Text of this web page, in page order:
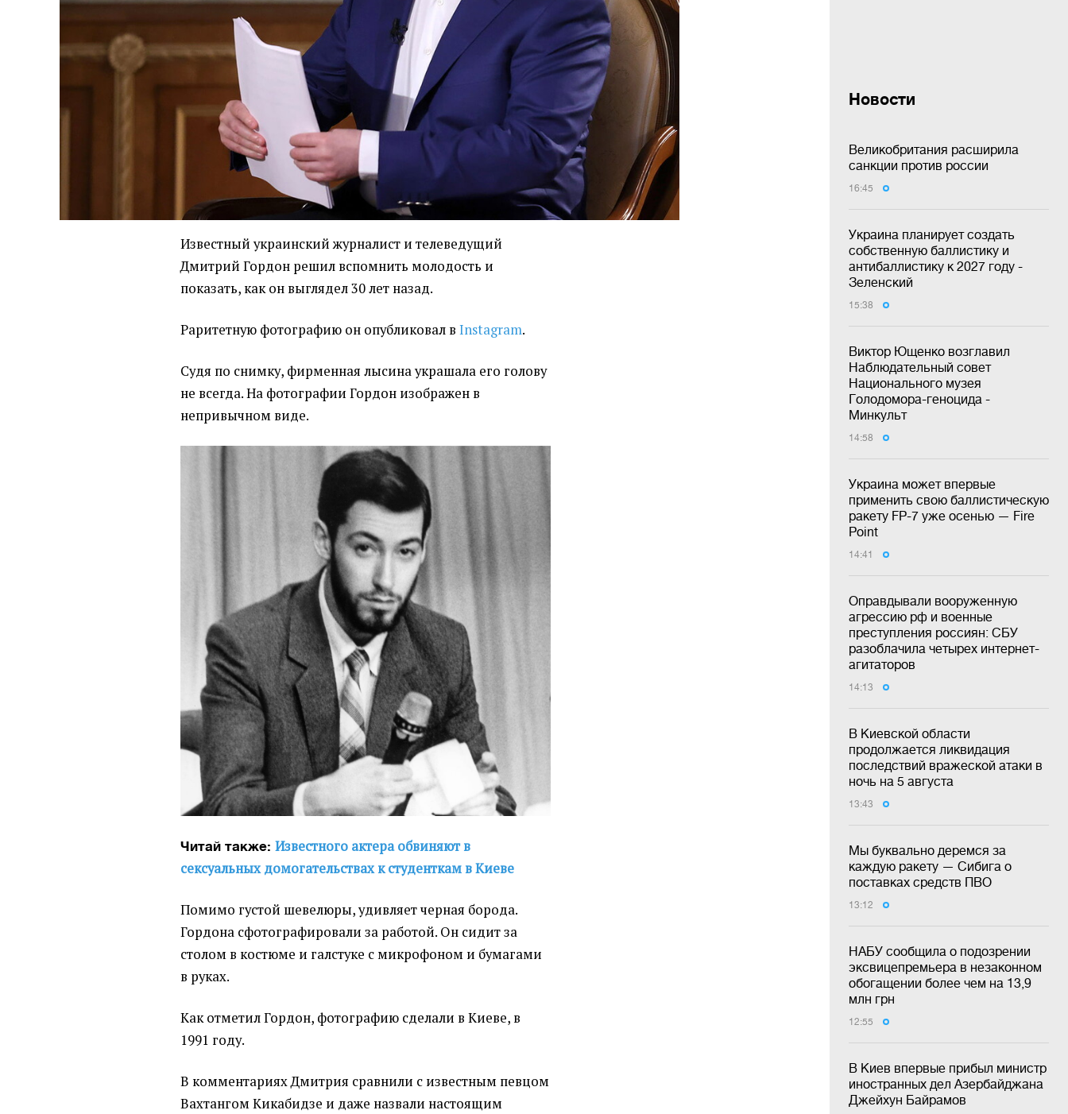
Новости
Великобритания расширила
санкции против россии
16:45
Украина планирует создать
собственную баллистику и
антибаллистику к 2027 году -
Зеленский
15:38
Виктор Ющенко возглавил
Наблюдательный совет
Национального музея
Голодомора-геноцида -
Минкульт
14:58
Украина может впервые
применить свою баллистическую
ракету FP-7 уже осенью — Fire
Point
14:41
Оправдывали вооруженную
агрессию рф и военные
преступления россиян: СБУ
разоблачила четырех интернет-
агитаторов
14:13
В Киевской области
продолжается ликвидация
последствий вражеской атаки в
ночь на 5 августа
13:43
Мы буквально деремся за
каждую ракету — Сибига о
поставках средств ПВО
13:12
НАБУ сообщила о подозрении
эксвицепремьера в незаконном
обогащении более чем на 13,9
млн грн
12:55
В Киев впервые прибыл министр
иностранных дел Азербайджана
Джейхун Байрамов
Известный украинский журналист и телеведущий
Дмитрий Гордон решил вспомнить молодость и
показать, как он выглядел 30 лет назад.
Раритетную фотографию он опубликовал вInstagram.
Судя по снимку, фирменная лысина украшала его голову
не всегда. На фотографии Гордон изображен в
непривычном виде.
Читай также:Известного актера обвиняют в
сексуальных домогательствах к студенткам в Киеве
Помимо густой шевелюры, удивляет черная борода.
Гордона сфотографировали за работой. Он сидит за
столом в костюме и галстуке с микрофоном и бумагами
в руках.
Как отметил Гордон, фотографию сделали в Киеве, в
1991 году.
В комментариях Дмитрия сравнили с известным певцом
Вахтангом Кикабидзе и даже назвали настоящим